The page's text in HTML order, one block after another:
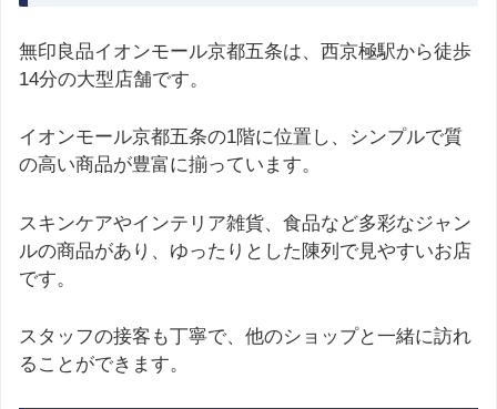
無印良品イオンモール京都五条は、西京極駅から徒歩
14分の大型店舗です。
イオンモール京都五条の1階に位置し、シンプルで質
の高い商品が豊富に揃っています。
スキンケアやインテリア雑貨、食品など多彩なジャン
ルの商品があり、ゆったりとした陳列で見やすいお店
です。
スタッフの接客も丁寧で、他のショップと一緒に訪れ
ることができます。